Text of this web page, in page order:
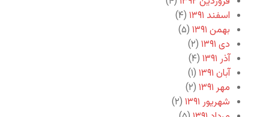
اسفند ۱۳۹۱
(۴)
بهمن ۱۳۹۱
(۵)
دی ۱۳۹۱
(۲)
آذر ۱۳۹۱
(۴)
آبان ۱۳۹۱
(۱)
مهر ۱۳۹۱
(۲)
شهریور ۱۳۹۱
(۲)